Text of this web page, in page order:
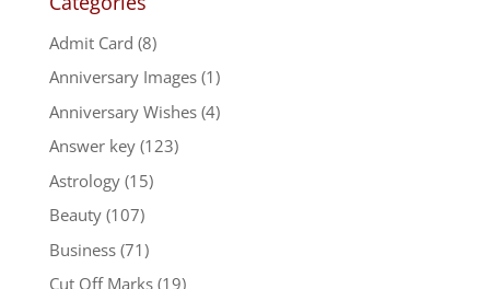
Admit Card (8)
Anniversary Images(1)
Anniversary Wishes(4)
Answer key(123)
Astrology(15)
Beauty(107)
Business(71)
Cut Off Marks(19)